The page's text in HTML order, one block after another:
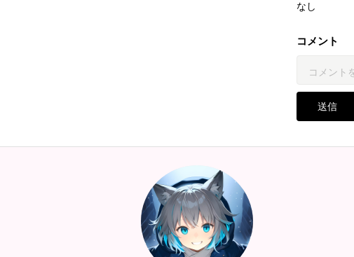
なし
コメント
送信